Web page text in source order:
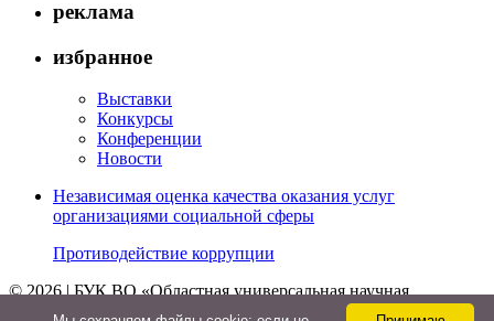
реклама
избранное
Выставки
Конкурсы
Конференции
Новости
Независимая оценка качества оказания услуг
организациями социальной сферы
Противодействие коррупции
© 2026 | БУК ВО «Областная универсальная научная
библиотека»